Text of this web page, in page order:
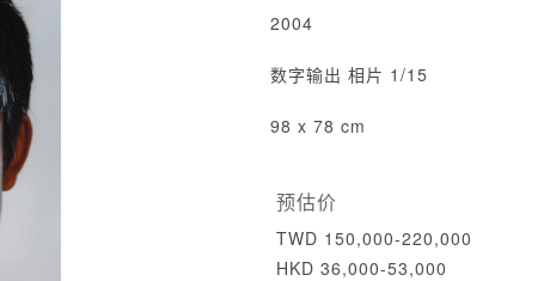
2004
数字输出 相片 1/15
98 x 78 cm
预估价
TWD 150,000-220,000
HKD 36,000-53,000